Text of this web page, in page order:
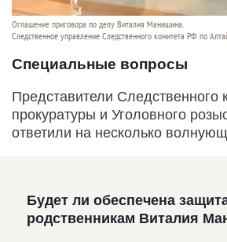
Оглашение приговора по делу Виталия Манишина.
Следственное управление Следственного комитета РФ по
Специальные вопросы
Представители Следственного
прокуратуры и Уголовного
ответили на несколько
Будет ли обеспечена
родственникам Виталия